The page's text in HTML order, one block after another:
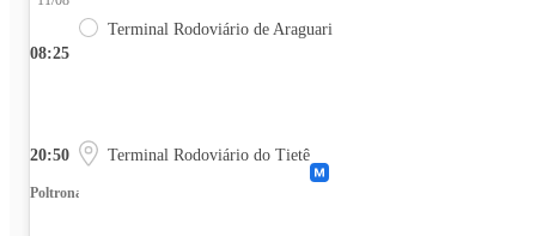
08:25
Terminal Rodoviário de Araguari
20:50 Terminal Rodoviário do Tietê
Poltrona